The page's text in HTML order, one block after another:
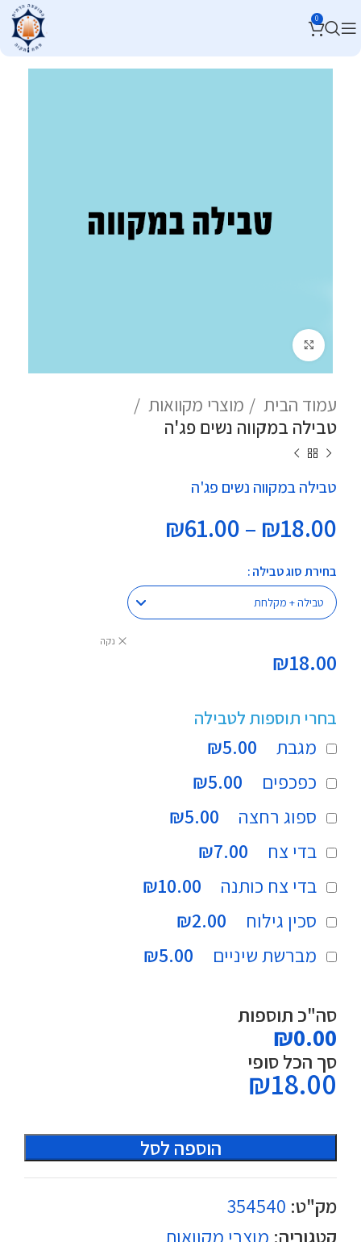
0
עמוד הבית
מוצרי מקוואות
טבילה במקווה נשים פג'ה
טבילה במקווה נשים פג'ה
₪18.00
–
₪61.00
עד
בחירת סוג טבילה
נקה
₪18.00
בחרי תוספות לטבילה
מגבת
₪5.00
כפכפים
₪5.00
ספוג רחצה
₪5.00
בדי צח
₪7.00
בדי צח כותנה
₪10.00
סכין גילוח
₪2.00
מברשת שיניים
₪5.00
סה"כ תוספות
₪0.00
סך הכל סופי
₪18.00
הוספה לסל
מק"ט: 354540
קטגוריה: מוצרי מקוואות